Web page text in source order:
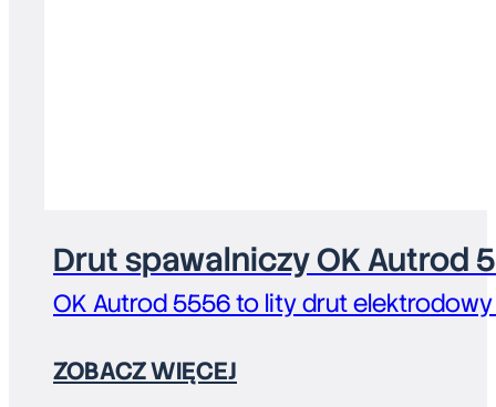
Drut spawalniczy OK Autrod
OK Autrod 5556 to lity drut
ZOBACZ WIĘCEJ